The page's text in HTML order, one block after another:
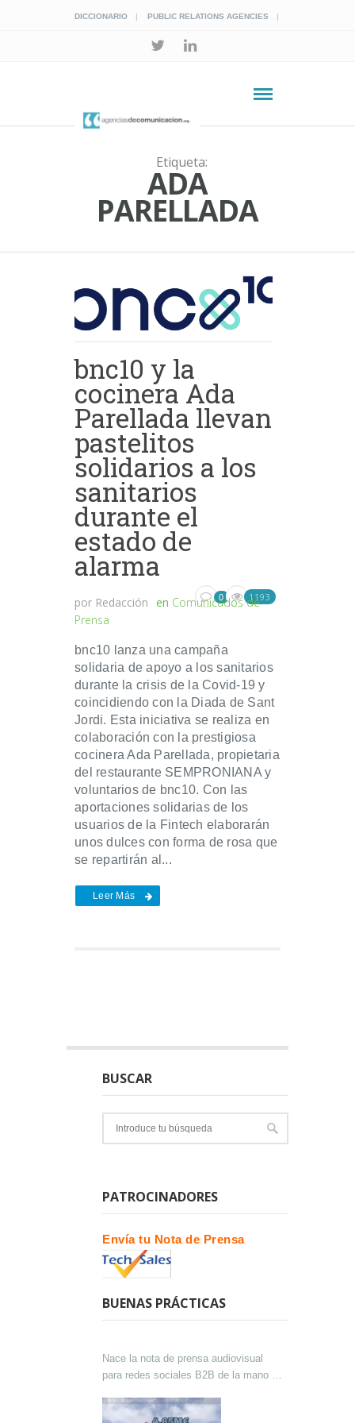
DICCIONARIO PUBLIC RELATIONS AGENCIES
Etiqueta:
ADA
PARELLADA
bnc10 y la
cocinera Ada
Parellada llevan
pastelitos
solidarios a los
sanitarios
durante el
estado de
alarma
por Redacción en Comunicados de
Prensa
0 1193
bnc10 lanza una campaña
solidaria de apoyo a los sanitarios
durante la crisis de la Covid-19 y
coincidiendo con la Diada de Sant
Jordi. Esta iniciativa se realiza en
colaboración con la prestigiosa
cocinera Ada Parellada, propietaria
del restaurante SEMPRONIANA y
voluntarios de bnc10. Con las
aportaciones solidarias de los
usuarios de la Fintech elaborarán
unos dulces con forma de rosa que
se repartirán al...
Leer Más
BUSCAR
PATROCINADORES
Envía tu Nota de Prensa
BUENAS PRÁCTICAS
Nace la nota de prensa audiovisual
para redes sociales B2B de la mano de